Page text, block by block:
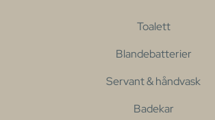
Toalett
Blandebatterier
Servant & håndvask
Badekar